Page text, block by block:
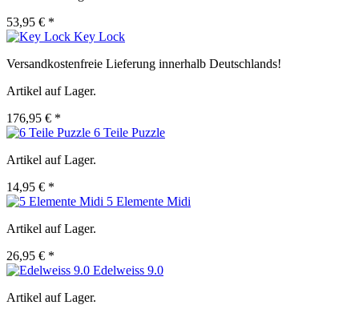
53,95 € *
Key Lock
Versandkostenfreie Lieferung innerhalb Deutschlands!
Artikel auf Lager.
176,95 € *
6 Teile Puzzle
Artikel auf Lager.
14,95 € *
5 Elemente Midi
Artikel auf Lager.
26,95 € *
Edelweiss 9.0
Artikel auf Lager.